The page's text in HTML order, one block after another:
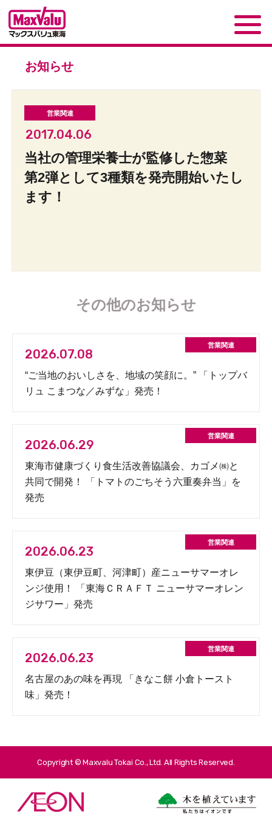
お知らせ
2017.04.06
当社の管理栄養士が監修した惣菜
第2弾として3種類を発売開始いたし
ます！
その他のお知らせ
2026.07.08
“ご当地のおいしさを、地域の笑顔に。” 「トップバ
リュ こまつな／みずな」発売！
2026.06.29
東海市健康づくり食生活改善協議会、カゴメ㈱と
共同で開発！ 「トマトのごちそう六重奏弁当」を
発売
2026.06.23
東伊豆（東伊豆町、河津町）産ニューサマーオレ
ンジ使用！ 「東海ＣＲＡＦＴ ニューサマーオレン
ジサワー」発売
2026.06.23
名古屋のあの味を再現 「きなこ餅 小倉トースト
味」発売！
Copyright © Maxvalu Tokai Co., Ltd. All Rights Reserved.